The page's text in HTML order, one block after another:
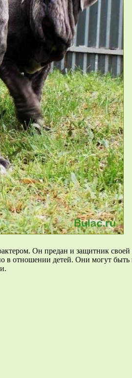
Он предан и защитник своей
в отношении детей. Они могут